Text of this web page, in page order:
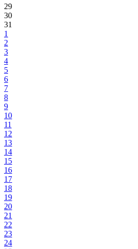
29
30
31
1
2
3
4
5
6
7
8
9
10
11
12
13
14
15
16
17
18
19
20
21
22
23
24